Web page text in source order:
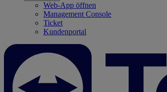
Web-App öffnen
Management Console
Ticket
Kundenportal